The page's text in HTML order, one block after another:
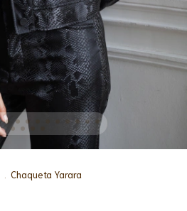
Chaqueta Yarara